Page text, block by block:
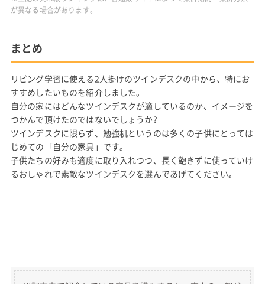
が異なる場合があります。
まとめ
リビング学習に使える2人掛けのツインデスクの中から、特にお
すすめしたいものを紹介しました。
自分の家にはどんなツインデスクが適しているのか、イメージを
つかんで頂けたのではないでしょうか?
ツインデスクに限らず、勉強机というのは多くの子供にとっては
じめての「自分の家具」です。
子供たちの好みも適度に取り入れつつ、長く飽きずに使っていけ
るおしゃれで素敵なツインデスクを選んであげてください。